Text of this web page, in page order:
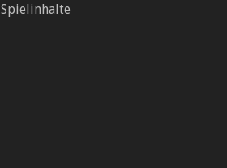
Spielinhalte